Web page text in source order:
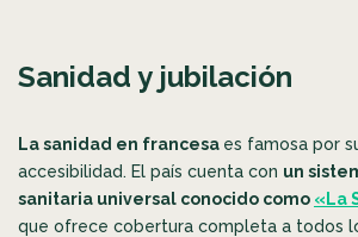
Sanidad y jubilación
La sanidad en francesa es famosa por
accesibilidad. El país cuenta con un
sanitaria universal conocido como «La
que ofrece cobertura completa a todos